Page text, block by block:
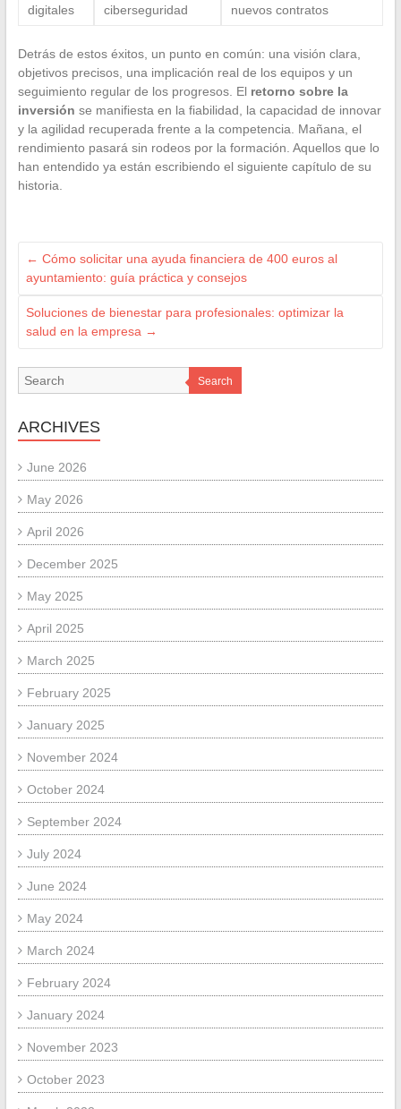
digitales
ciberseguridad
nuevos contratos
Detrás de estos éxitos, un punto en común: una visión clara,
objetivos precisos, una implicación real de los equipos y un
seguimiento regular de los progresos. El retorno sobre la
inversión se manifiesta en la fiabilidad, la capacidad de innovar
y la agilidad recuperada frente a la competencia. Mañana, el
rendimiento pasará sin rodeos por la formación. Aquellos que lo
han entendido ya están escribiendo el siguiente capítulo de su
historia.
← Cómo solicitar una ayuda financiera de 400 euros al
ayuntamiento: guía práctica y consejos
Soluciones de bienestar para profesionales: optimizar la
salud en la empresa →
Search
ARCHIVES
June 2026
May 2026
April 2026
December 2025
May 2025
April 2025
March 2025
February 2025
January 2025
November 2024
October 2024
September 2024
July 2024
June 2024
May 2024
March 2024
February 2024
January 2024
November 2023
October 2023